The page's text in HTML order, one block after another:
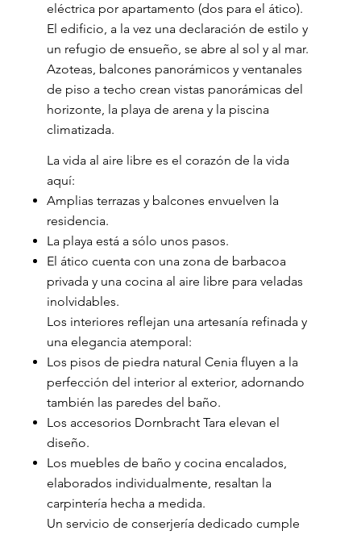
eléctrica por apartamento (dos para el ático).
El edificio, a la vez una declaración de estilo y
un refugio de ensueño, se abre al sol y al mar.
Azoteas, balcones panorámicos y ventanales
de piso a techo crean vistas panorámicas del
horizonte, la playa de arena y la piscina
climatizada.
La vida al aire libre es el corazón de la vida
aquí:
Amplias terrazas y balcones envuelven la
residencia.
La playa está a sólo unos pasos.
El ático cuenta con una zona de barbacoa
privada y una cocina al aire libre para veladas
inolvidables.
Los interiores reflejan una artesanía refinada y
una elegancia atemporal:
Los pisos de piedra natural Cenia fluyen a la
perfección del interior al exterior, adornando
también las paredes del baño.
Los accesorios Dornbracht Tara elevan el
diseño.
Los muebles de baño y cocina encalados,
elaborados individualmente, resaltan la
carpintería hecha a medida.
Un servicio de conserjería dedicado cumple